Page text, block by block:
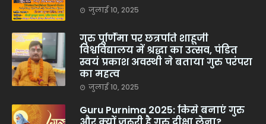
जुलाई 10, 2025
गुरु पूर्णिमा पर छत्रपति शाहूजी
विश्वविद्यालय में श्रद्धा का उत्सव, पंडित
स्वयं प्रकाश अवस्थी ने बताया गुरु परंपरा
का महत्व
जुलाई 10, 2025
Guru Purnima 2025: किसे बनाएं गुरु